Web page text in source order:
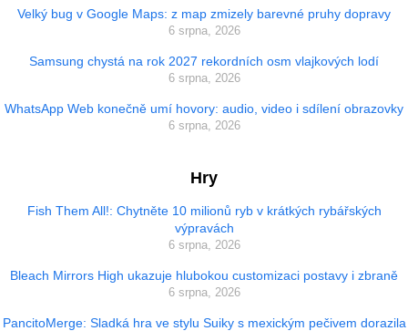
Velký bug v Google Maps: z map zmizely barevné pruhy dopravy
6 srpna, 2026
Samsung chystá na rok 2027 rekordních osm vlajkových lodí
6 srpna, 2026
WhatsApp Web konečně umí hovory: audio, video i sdílení obrazovky
6 srpna, 2026
Hry
Fish Them All!: Chytněte 10 milionů ryb v krátkých rybářských
výpravách
6 srpna, 2026
Bleach Mirrors High ukazuje hlubokou customizaci postavy i zbraně
6 srpna, 2026
PancitoMerge: Sladká hra ve stylu Suiky s mexickým pečivem dorazila